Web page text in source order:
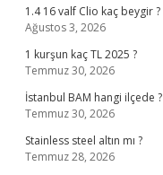
1.4 16 valf Clio kaç beygir ?
Ağustos 3, 2026
1 kurşun kaç TL 2025 ?
Temmuz 30, 2026
İstanbul BAM hangi ilçede ?
Temmuz 30, 2026
Stainless steel altın mı ?
Temmuz 28, 2026